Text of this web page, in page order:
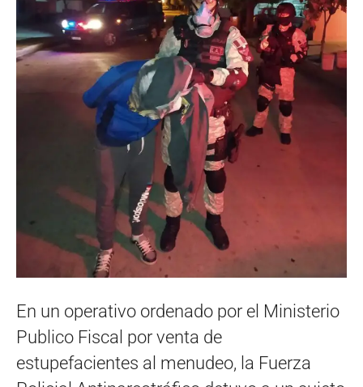
En un operativo ordenado por el Ministerio
Publico Fiscal por venta de
estupefacientes al menudeo, la Fuerza